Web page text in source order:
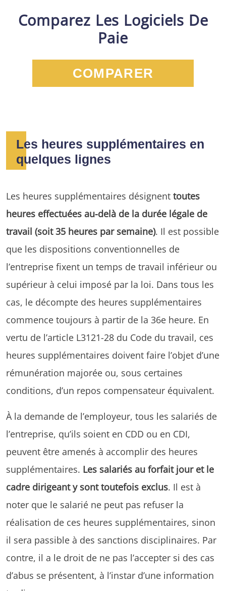
Comparez Les Logiciels De
Paie
COMPARER
Les heures supplémentaires en
quelques lignes
Les heures supplémentaires désignent toutes
heures effectuées au-delà de la durée légale de
travail (soit 35 heures par semaine). Il est possible
que les dispositions conventionnelles de
l’entreprise fixent un temps de travail inférieur ou
supérieur à celui imposé par la loi. Dans tous les
cas, le décompte des heures supplémentaires
commence toujours à partir de la 36e heure. En
vertu de l’article L3121-28 du Code du travail, ces
heures supplémentaires doivent faire l’objet d’une
rémunération majorée ou, sous certaines
conditions, d’un repos compensateur équivalent.
À la demande de l’employeur, tous les salariés de
l’entreprise, qu’ils soient en CDD ou en CDI,
peuvent être amenés à accomplir des heures
supplémentaires. Les salariés au forfait jour et le
cadre dirigeant y sont toutefois exclus. Il est à
noter que le salarié ne peut pas refuser la
réalisation de ces heures supplémentaires, sinon
il sera passible à des sanctions disciplinaires. Par
contre, il a le droit de ne pas l’accepter si des cas
d’abus se présentent, à l’instar d’une information